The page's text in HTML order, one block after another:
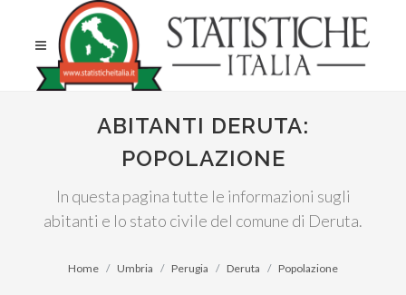
ABITANTI DERUTA:
POPOLAZIONE
In questa pagina tutte le informazioni sugli
abitanti e lo stato civile del comune di Deruta.
Home Umbria Perugia Deruta Popolazione